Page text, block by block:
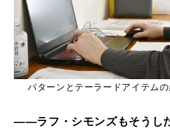
パターンとテーラードアイテム
――ラフ・シモンズもそうし